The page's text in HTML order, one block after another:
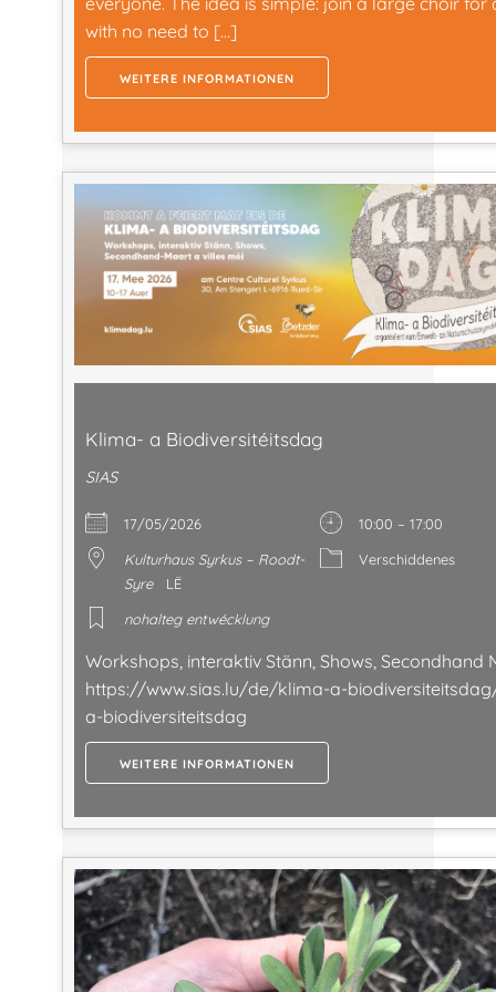
with no need to […]
WEITERE INFORMATIONEN
Klima- a Biodiversitéitsdag
SIAS
17/05/2026
10:00 – 17:00
Kulturhaus Syrkus – Roodt-
Syre
LË
Verschiddenes
nohalteg entwécklung
Workshops, interaktiv Stänn, Shows, Secondhand
https://www.sias.lu/de/klima-a-
a-biodiversiteitsdag
WEITERE INFORMATIONEN